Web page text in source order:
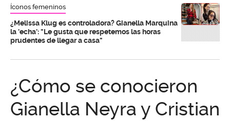
Íconos femeninos
¿Melissa Klug es controladora? Gianella Marquina
la 'echa': "Le gusta que respetemos las horas
prudentes de llegar a casa"
¿Cómo se conocieron
Gianella Neyra y Cristian